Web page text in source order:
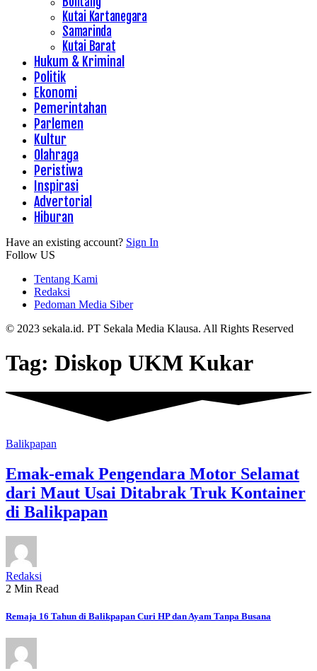
Kutai Kartanegara
Samarinda
Kutai Barat
Hukum & Kriminal
Politik
Ekonomi
Pemerintahan
Parlemen
Kultur
Olahraga
Peristiwa
Inspirasi
Advertorial
Hiburan
Have an existing account? Sign In
Follow US
Tentang Kami
Redaksi
Pedoman Media Siber
© 2023 sekala.id. PT Sekala Media Klausa. All Rights Reserved
Tag: Diskop UKM Kukar
Balikpapan
Emak-emak Pengendara Motor Selamat
dari Maut Usai Ditabrak Truk Kontainer
di Balikpapan
Redaksi
2 Min Read
Remaja 16 Tahun di Balikpapan Curi HP dan Ayam Tanpa Busana